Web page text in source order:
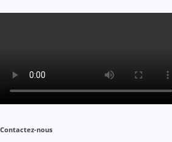
Contactez-nous